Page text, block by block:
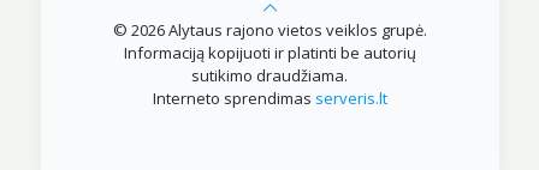
© 2026 Alytaus rajono vietos veiklos grupė.
Informaciją kopijuoti ir platinti be autorių
sutikimo draudžiama.
Interneto sprendimas serveris.lt